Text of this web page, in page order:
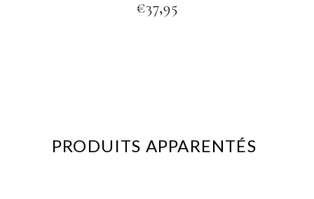
€37,95
PRODUITS APPARENTÉS